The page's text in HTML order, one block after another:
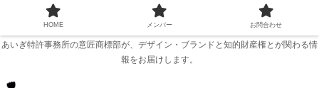
あいぎ特許事務所の意匠商標部が、デザイン・ブランドと知的財産権とが関わる情
報をお届けします。
HOME メンバー お問合わせ